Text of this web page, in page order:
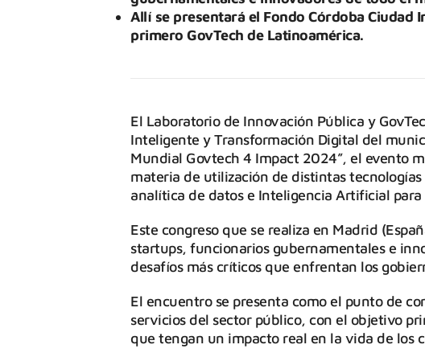
Allí se presentará el Fondo Córdoba Ciudad
primero GovTech de Latinoamérica.
El Laboratorio de Innovación Pública y
Inteligente y Transformación Digital del
Mundial Govtech 4 Impact 2024”, el evento
materia de utilización de distintas
analítica de datos e Inteligencia Artificial
Este congreso que se realiza en Madrid
startups, funcionarios gubernamentales e
desafíos más críticos que enfrentan los
El encuentro se presenta como el punto de
servicios del sector público, con el objetivo
que tengan un impacto real en la vida de los